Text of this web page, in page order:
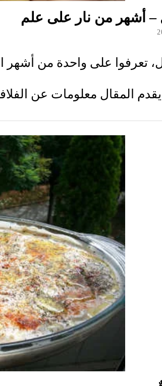
– أشهر من نار على علم
تعرفوا على واحدة من أشهر
المقال معلومات عن